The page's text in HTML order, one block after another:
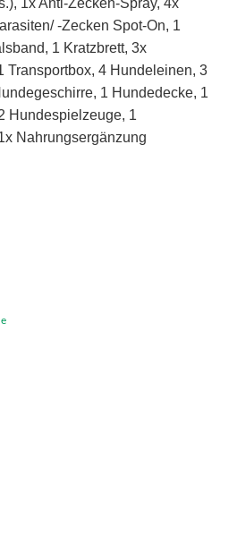
1x Anti-Zecken-Spray, 4x
-Zecken Spot-On, 1
1 Kratzbrett, 3x
Transportbox, 4 Hundeleinen, 3
1 Hundedecke, 1
Hundespielzeuge, 1
Nahrungsergänzung